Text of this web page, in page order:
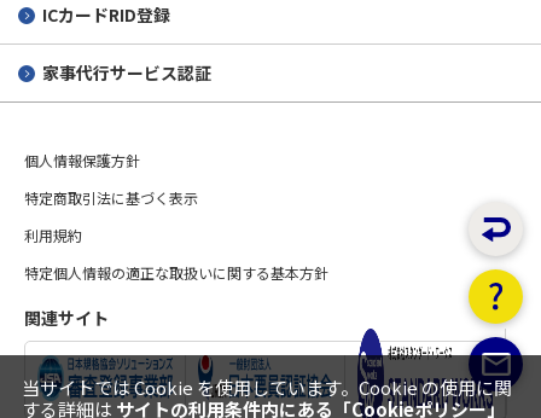
ICカードRID登録
家事代行サービス認証
個人情報保護方針
特定商取引法に基づく表示
利用規約
特定個人情報の適正な取扱いに関する基本方針
関連サイト
当サイトでは Cookie を使用しています。Cookie の使用に関
する詳細は サイトの利用条件内にある「Cookieポリシー」